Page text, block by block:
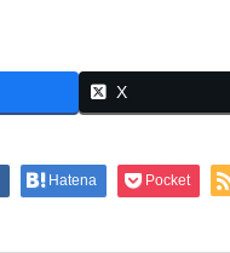
X
Hatena Pocket